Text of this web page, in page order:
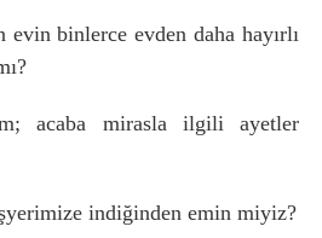
binlerce evden daha hayırlı
acaba mirasla ilgili ayetler
indiğinden emin miyiz?